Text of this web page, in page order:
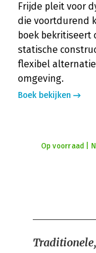
Frijde pleit voor
die voortdurend
boek bekritiseert
statische
flexibel
omgeving.
Boek bekijken
Op voorraad |